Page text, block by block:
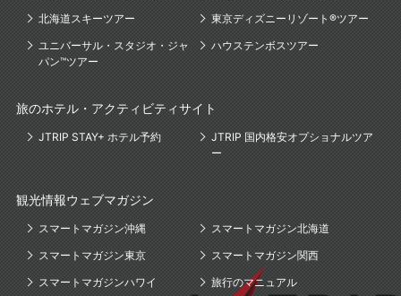
北海道スキーツアー
東京ディズニーリゾート®ツアー
ユニバーサル・スタジオ・ジャ
パン™ツアー
ハウステンボスツアー
旅のホテル・アクティビティサイト
JTRIP STAY+ ホテル予約
JTRIP 国内格安オプショナルツア
ー
観光情報ウェブマガジン
スマートマガジン沖縄
スマートマガジン北海道
スマートマガジン東京
スマートマガジン関西
スマートマガジンハワイ
旅行のマニュアル